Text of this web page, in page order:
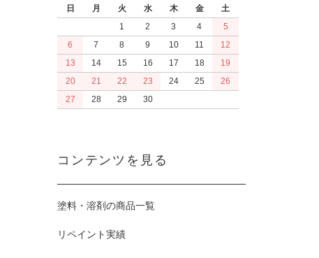
日
月 火 水 木 金
土
1
2 3 4
5
6
7 8 9 10 11
12
13
14 15 16 17 18
19
20
21 22 23 24 25
26
27
28 29 30
コンテンツを見る
塗料・溶剤の商品一覧
リペイント実績